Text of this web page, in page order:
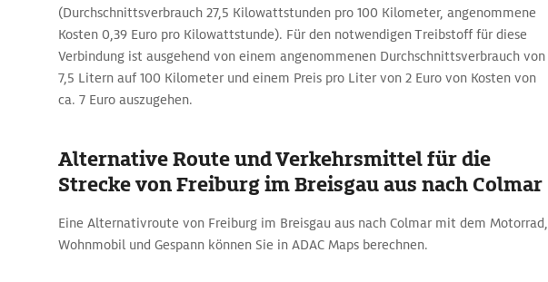
(Durchschnittsverbrauch 27,5 Kilowattstunden pro 100 Kilometer, angenommene
Kosten 0,39 Euro pro Kilowattstunde). Für den notwendigen Treibstoff für diese
Verbindung ist ausgehend von einem angenommenen Durchschnittsverbrauch von
7,5 Litern auf 100 Kilometer und einem Preis pro Liter von 2 Euro von Kosten von
ca. 7 Euro auszugehen.
Alternative Route und Verkehrsmittel für die
Strecke von Freiburg im Breisgau aus nach Colmar
Eine Alternativroute von Freiburg im Breisgau aus nach Colmar mit dem Motorrad,
Wohnmobil und Gespann können Sie in ADAC Maps berechnen.